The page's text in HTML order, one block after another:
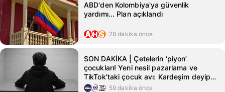
ABD'den Kolombiya'ya güvenlik
yardımı... Plan açıklandı
28 dakika önce
SON DAKİKA | Çetelerin ‘piyon’
çocukları! Yeni nesil pazarlama ve
TikTok’taki çocuk avı: Kardeşim deyip
ölüme yolladılar
59 dakika önce